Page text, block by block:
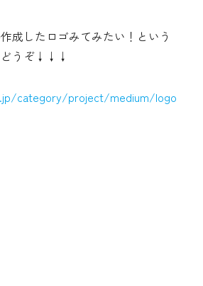
成したロゴみてみたい！という
どうぞ↓↓↓
category/project/medium/logo